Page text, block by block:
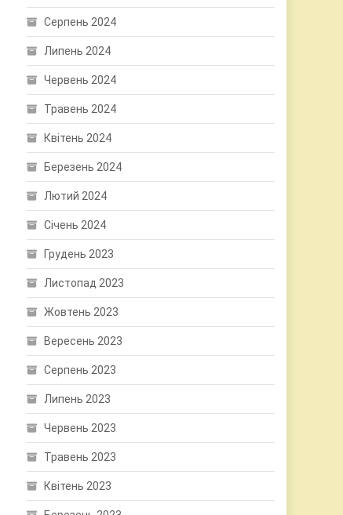
Серпень 2024
Липень 2024
Червень 2024
Травень 2024
Квітень 2024
Березень 2024
Лютий 2024
Січень 2024
Грудень 2023
Листопад 2023
Жовтень 2023
Вересень 2023
Серпень 2023
Липень 2023
Червень 2023
Травень 2023
Квітень 2023